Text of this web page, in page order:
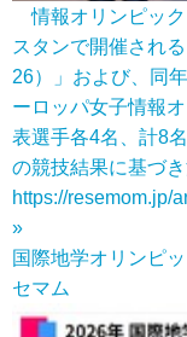
情報オリンピック
スタンで開催され
26）」および、同
ーロッパ女子情報
表選手各4名、計8
の競技結果に基づき
https://resemom.jp/
»
国際地学オリンピ
セマム